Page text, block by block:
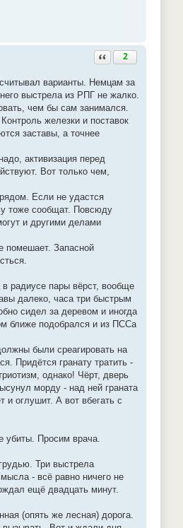
Ответить с цитатой
2
варианты. Немцам за
выстрела из РПГ не жалко.
чем бы сам занимался.
железки и поставок
заставы, а точнее
активизация перед
Вот только чем,
Если не удастся
тоже сообщат. Повсюду
и другими делами
помешает. Запасной
радиусе пары вёрст, вообще
далеко, часа три быстрым
сидел за деревом и иногда
ближе подобрался и из ПССа
были среагировать на
Придётся гранату тратить -
однако! Чёрт, дверь
морду - над ней граната
и оглушит. А вот вбегать с
убиты. Просим врача.
Три выстрела
- всё равно ничего не
ещё двадцать минут.
(опять же лесная) дорога.